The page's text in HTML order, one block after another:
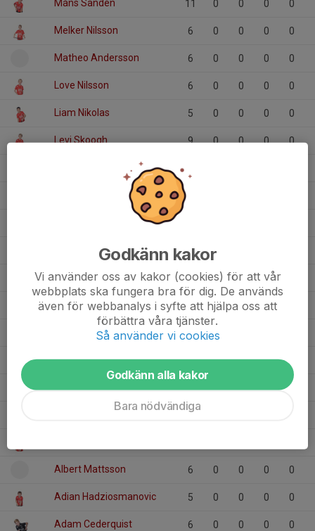
Måns Sandén 11 0 0 0 0
Melker Nilsson 6 0 0 0 0
Matheo Andersson 6 0 0 0 0
Love Nilsson 6 0 0 0 0
Liam Nikolas 5 0 0 0 0
Levi Skoogh 9 0 0 0 0
Hannes Thunander 3 0
Gunnar Ahlnér 5 0 0 0
Gillis Persson 6 0 0 0
Erik Johansson 3 0
Ebbe Henrysson 6 0 0 0
6 0 0 0 0
6
Albert Mattsson 6 0 0 0 0
Adian Hadziosmanovic 5 0 0 0 0
Adam Cederquist 6 0 0 0 0
Godkänn kakor
Vi använder oss av kakor (cookies) för att vår
webbplats ska fungera bra för dig. De används
även för webbanalys i syfte att hjälpa oss att
förbättra våra tjänster.
Så använder vi cookies
Godkänn alla kakor
Bara nödvändiga